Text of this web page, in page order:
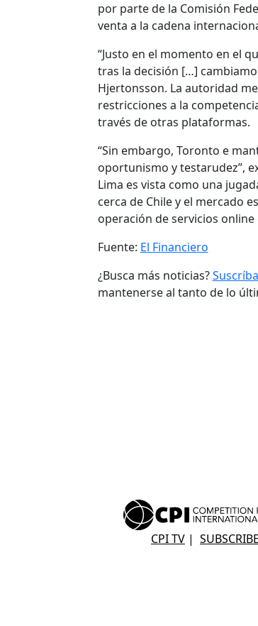
por parte de la Comisión
venta a la cadena
“Justo en el momento en el
tras la decisión […]
Hjertonsson. La autoridad
restricciones a la
través de otras plataformas.
“Sin embargo, Toronto e
oportunismo y testarudez”,
Lima es vista como una
cerca de Chile y el mercado
operación de servicios online
Fuente: El Financiero
¿Busca más noticias?
mantenerse al tanto de lo
CPI TV | SUBSCRIBE